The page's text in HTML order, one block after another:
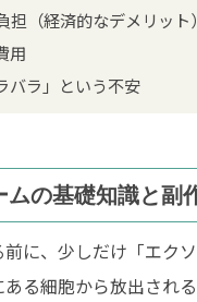
（経済的なデメリット）
用
バラ」という不安
の基礎知識と副
に、少しだけ「エク
る細胞から放出され